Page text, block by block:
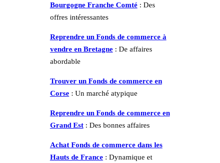
Bourgogne Franche Comté : Des
offres intéressantes
Reprendre un Fonds de commerce à
vendre en Bretagne : De affaires
abordable
Trouver un Fonds de commerce en
Corse : Un marché atypique
Reprendre un Fonds de commerce en
Grand Est : Des bonnes affaires
Achat Fonds de commerce dans les
Hauts de France : Dynamique et